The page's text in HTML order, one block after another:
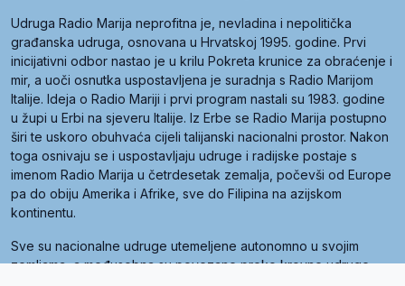
Udruga Radio Marija neprofitna je, nevladina i nepolitička
građanska udruga, osnovana u Hrvatskoj 1995. godine. Prvi
inicijativni odbor nastao je u krilu Pokreta krunice za obraćenje i
mir, a uoči osnutka uspostavljena je suradnja s Radio Marijom
Italije. Ideja o Radio Mariji i prvi program nastali su 1983. godine
u župi u Erbi na sjeveru Italije. Iz Erbe se Radio Marija postupno
širi te uskoro obuhvaća cijeli talijanski nacionalni prostor. Nakon
toga osnivaju se i uspostavljaju udruge i radijske postaje s
imenom Radio Marija u četrdesetak zemalja, počevši od Europe
pa do obiju Amerika i Afrike, sve do Filipina na azijskom
kontinentu.
Sve su nacionalne udruge utemeljene autonomno u svojim
zemljama, a međusobna su povezane preko krovne udruge